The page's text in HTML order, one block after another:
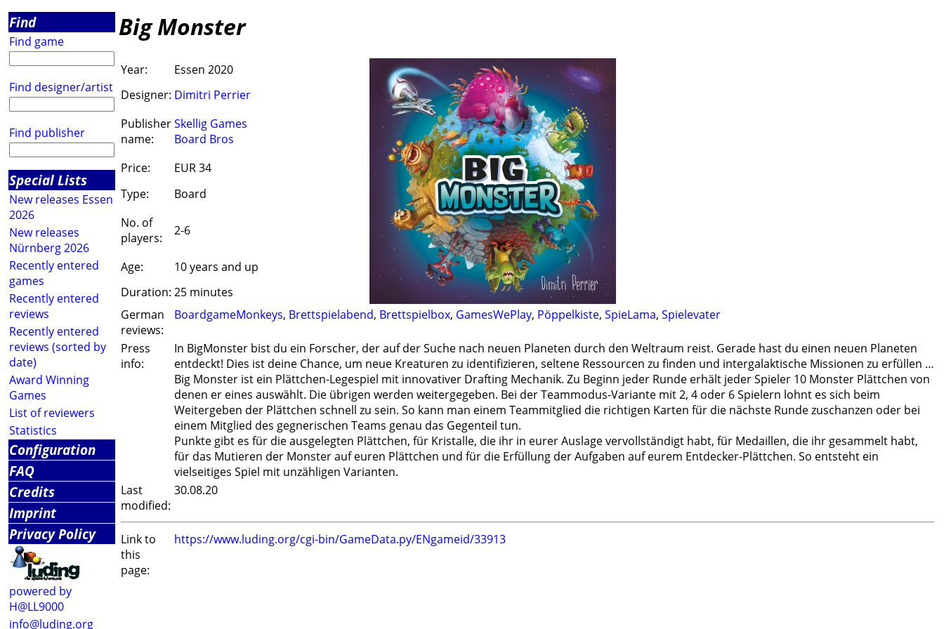
Find
Find game
Find designer/artist
Find publisher
Special Lists
New releases Essen
2026
New releases
Nürnberg 2026
Recently entered
games
Recently entered
reviews
Recently entered
reviews (sorted by
date)
Award Winning
Games
List of reviewers
Statistics
Configuration
FAQ
Credits
Imprint
Privacy Policy
powered by
H@LL9000
info@luding.org
Big Monster
Year:
Essen 2020
Designer: Dimitri Perrier
Publisher
name:
Skellig Games
Board Bros
Price:
EUR 34
Type:
Board
No. of
players:
2-6
Age:
10 years and up
Duration: 25 minutes
German
reviews:
BoardgameMonkeys, Brettspielabend, Brettspielbox, GamesWePlay, Pöppelkiste, SpieLama, Spielevater
Press
info:
In BigMonster bist du ein Forscher, der auf der Suche nach neuen Planeten durch den Weltraum reist. Gerade hast du einen neuen Planeten
entdeckt! Dies ist deine Chance, um neue Kreaturen zu identifizieren, seltene Ressourcen zu finden und intergalaktische Missionen zu erfüllen …
Big Monster ist ein Plättchen-Legespiel mit innovativer Drafting Mechanik. Zu Beginn jeder Runde erhält jeder Spieler 10 Monster Plättchen von
denen er eines auswählt. Die übrigen werden weitergegeben. Bei der Teammodus-Variante mit 2, 4 oder 6 Spielern lohnt es sich beim
Weitergeben der Plättchen schnell zu sein. So kann man einem Teammitglied die richtigen Karten für die nächste Runde zuschanzen oder bei
einem Mitglied des gegnerischen Teams genau das Gegenteil tun.
Punkte gibt es für die ausgelegten Plättchen, für Kristalle, die ihr in eurer Auslage vervollständigt habt, für Medaillen, die ihr gesammelt habt,
für das Mutieren der Monster auf euren Plättchen und für die Erfüllung der Aufgaben auf eurem Entdecker-Plättchen. So entsteht ein
vielseitiges Spiel mit unzähligen Varianten.
Last
modified:
30.08.20
Link to
this
page:
https://www.luding.org/cgi-bin/GameData.py/ENgameid/33913